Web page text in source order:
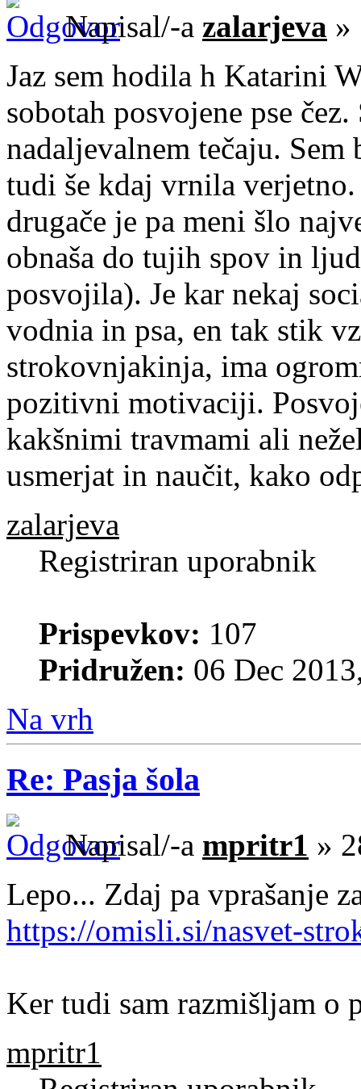
Napisal/-a zalarjeva »
Jaz sem hodila h Katarini
sobotah posvojene pse
nadaljevalnem tečaju.
tudi še kdaj vrnila
drugače je pa meni šlo
obnaša do tujih spov in
posvojila). Je kar nekaj
vodnia in psa, en tak stik
strokovnjakinja, ima
pozitivni motivaciji.
kakšnimi travmami ali
usmerjat in naučit, kako
zalarjeva
Registriran uporabnik
Prispevkov: 107
Pridružen: 06 Dec
Na vrh
Re: Pasja šola
Napisal/-a mpritr1 »
Lepo... Zdaj pa vprašanje
https://omisli.si/nasvet-
Ker tudi sam razmišljam o
mpritr1